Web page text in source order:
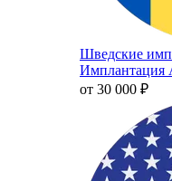
Шведские
Имплантация
от 30 000 ₽